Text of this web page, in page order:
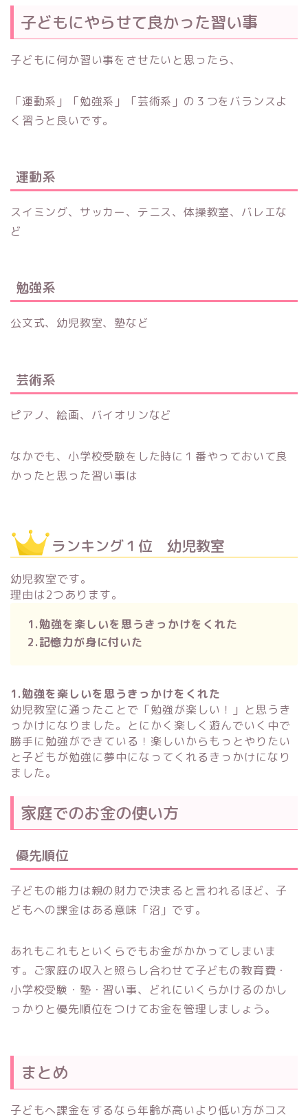
子どもにやらせて良かった習い事
子どもに何か習い事をさせたいと思ったら、
「運動系」「勉強系」「芸術系」の３つをバランスよ
く習うと良いです。
運動系
スイミング、サッカー、テニス、体操教室、バレエな
ど
勉強系
公文式、幼児教室、塾など
芸術系
ピアノ、絵画、バイオリンなど
なかでも、小学校受験をした時に１番やっておいて良
かったと思った習い事は
ランキング１位 幼児教室
幼児教室です。
理由は2つあります。
1.勉強を楽しいを思うきっかけをくれた
2.記憶力が身に付いた
1.勉強を楽しいを思うきっかけをくれた
幼児教室に通ったことで「勉強が楽しい！」と思うき
っかけになりました。とにかく楽しく遊んでいく中で
勝手に勉強ができている！楽しいからもっとやりたい
と子どもが勉強に夢中になってくれるきっかけになり
ました。
家庭でのお金の使い方
優先順位
子どもの能力は親の財力で決まると言われるほど、子
どもへの課金はある意味「沼」です。
あれもこれもといくらでもお金がかかってしまいま
す。ご家庭の収入と照らし合わせて子どもの教育費・
小学校受験・塾・習い事、どれにいくらかけるのかし
っかりと優先順位をつけてお金を管理しましょう。
まとめ
子どもへ課金をするなら年齢が高いより低い方がコス